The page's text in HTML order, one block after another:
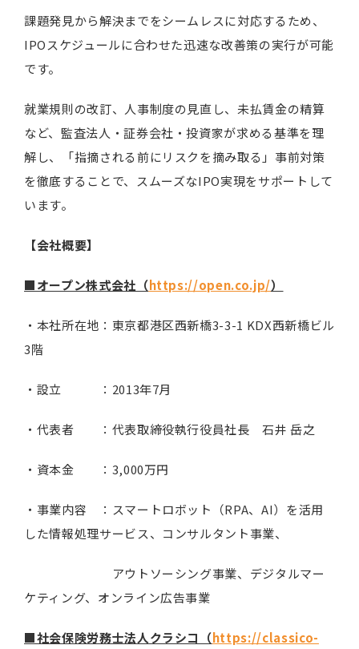
課題発見から解決までをシームレスに対応するため、
IPOスケジュールに合わせた迅速な改善策の実行が可能
です。
就業規則の改訂、人事制度の見直し、未払賃金の精算
など、監査法人・証券会社・投資家が求める基準を理
解し、「指摘される前にリスクを摘み取る」事前対策
を徹底することで、スムーズなIPO実現をサポートして
います。
【会社概要】
■オープン株式会社（https://open.co.jp/）
・本社所在地：東京都港区西新橋3-3-1 KDX西新橋ビル
3階
・設立 ：2013年7月
・代表者 ：代表取締役執行役員社長 石井 岳之
・資本金 ：3,000万円
・事業内容 ：スマートロボット（RPA、AI）を活用
した情報処理サービス、コンサルタント事業、
アウトソーシング事業、デジタルマー
ケティング、オンライン広告事業
■社会保険労務士法人クラシコ（https://classico-